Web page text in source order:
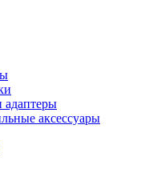
адаптеры
аксессуары